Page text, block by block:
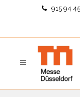
915 94